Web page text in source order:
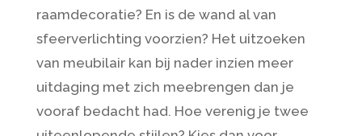
raamdecoratie? En is de wand al van
sfeerverlichting voorzien? Het uitzoeken
van meubilair kan bij nader inzien meer
uitdaging met zich meebrengen dan je
vooraf bedacht had. Hoe verenig je twee